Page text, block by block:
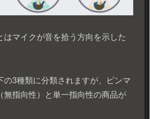
はマイクが音を拾う方向を示した
の3種類に分類されますが、ピンマ
無指向性）と単一指向性の商品が